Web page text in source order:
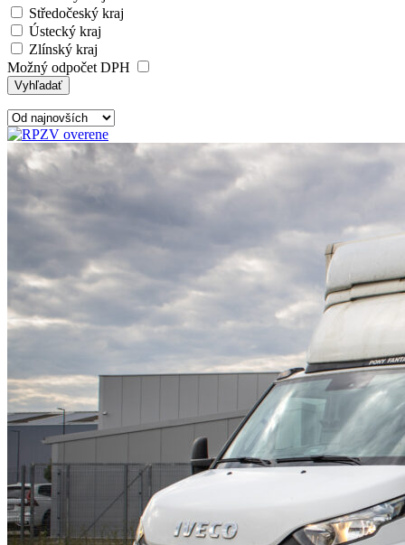
Středočeský kraj
Ústecký kraj
Zlínský kraj
Možný odpočet DPH
Vyhľadať